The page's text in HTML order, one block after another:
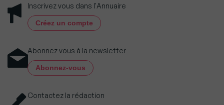
Inscrivez vous dans l'Annuaire
Créez un compte
Abonnez vous à la newsletter
Abonnez-vous
Contactez la rédaction